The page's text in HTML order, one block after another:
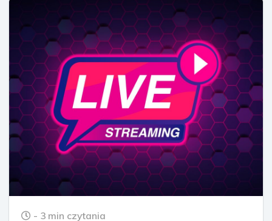
- 3 min czytania